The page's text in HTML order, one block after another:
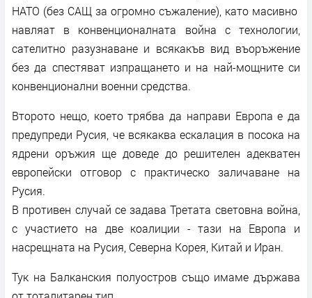
НАТО (без САЩ за огромно съжаление), като масивно
навляат в конвенционалната война с технологии,
сателитно разузнаване и всякакъв вид въоръжение
без да спестяват изпращането и на най-мощните си
конвенционални военни средства.
Второто нещо, което трябва да направи Европа е да
предупреди Русия, че всякаква ескалация в посока на
ядрени оръжия ще доведе до решителен адекватен
европейски отговор с практическо заличаване на
Русия.
В противен случай се задава Третата световна война,
с участието на две коалиции - тази на Европа и
насрещната на Русия, Северна Корея, Китай и Иран.
Тук на Балканския полуостров също имаме държава